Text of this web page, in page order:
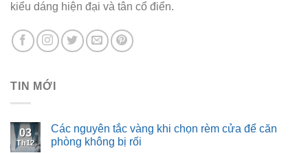
kiểu dáng hiện đại và tân cổ điển.
TIN MỚI
03
Th12
Các nguyên tắc vàng khi chọn rèm cửa để căn
phòng không bị rối